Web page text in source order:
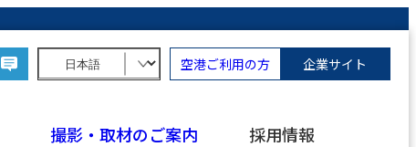
空港ご利用の方 企業サイト
撮影・取材のご案内 採用情報